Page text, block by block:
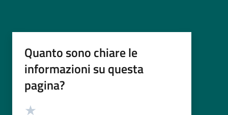
Quanto sono chiare le
informazioni su questa
pagina?
Valutazione